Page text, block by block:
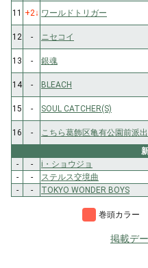
11 +2↓ ワールドトリガー
12
- ニセコイ
13
- 銀魂
14
- BLEACH
15
- SOUL CATCHER(S)
16
- こちら葛飾区亀有公園前派
-
- i・ショウジョ
-
- ステルス交境曲
-
- TOKYO WONDER BOYS
巻頭カラー
掲載デ